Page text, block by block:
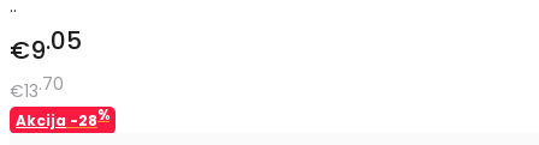
..
€9 05
€13 70
Akcija -28%